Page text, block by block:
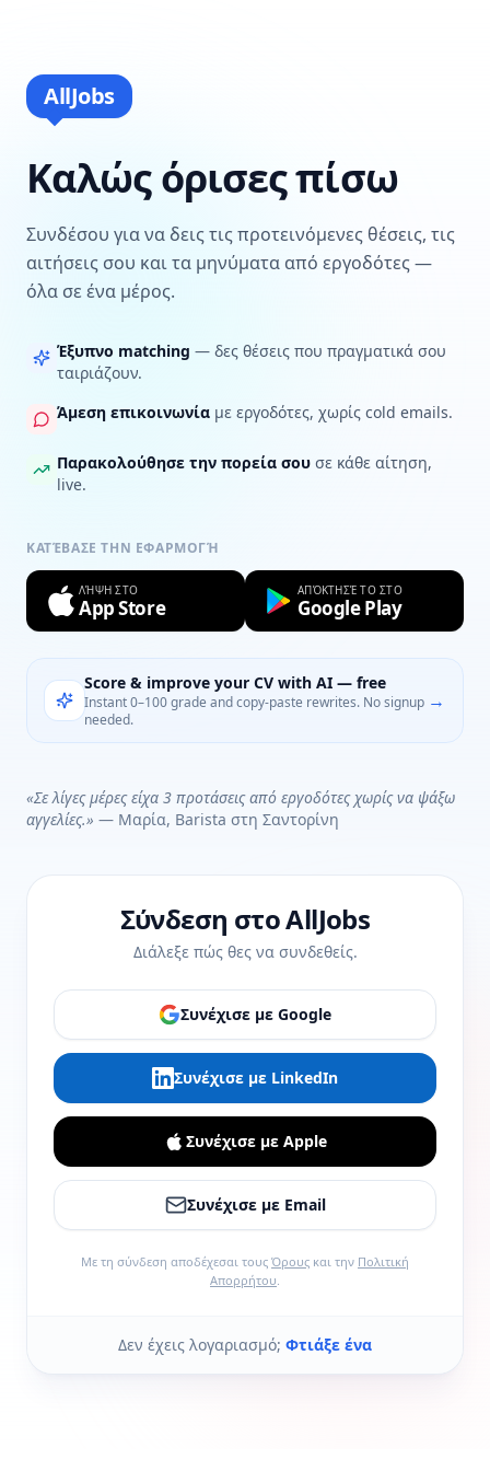
AllJobs
Καλώς όρισες πίσω
Συνδέσου για να δεις τις προτεινόμενες θέσεις, τις
αιτήσεις σου και τα μηνύματα από εργοδότες —
όλα σε ένα μέρος.
Έξυπνο matching — δες θέσεις που πραγματικά σου
ταιριάζουν.
Άμεση επικοινωνία με εργοδότες, χωρίς cold emails.
Παρακολούθησε την πορεία σου σε κάθε αίτηση,
live.
ΚΑΤΈΒΑΣΕ ΤΗΝ ΕΦΑΡΜΟΓΉ
ΛΉΨΗ ΣΤΟ
App Store
ΑΠΌΚΤΗΣΈ ΤΟ ΣΤΟ
Google Play
Score & improve your CV with AI — free
Instant 0–100 grade and copy-paste rewrites. No signup
needed.
→
«Σε λίγες μέρες είχα 3 προτάσεις από εργοδότες χωρίς να ψάξω
αγγελίες.» — Μαρία, Barista στη Σαντορίνη
Σύνδεση στο AllJobs
Διάλεξε πώς θες να συνδεθείς.
Συνέχισε με Google
Συνέχισε με LinkedIn
Συνέχισε με Apple
Συνέχισε με Email
Με τη σύνδεση αποδέχεσαι τους Όρους και την Πολιτική
Απορρήτου.
Δεν έχεις λογαριασμό; Φτιάξε ένα